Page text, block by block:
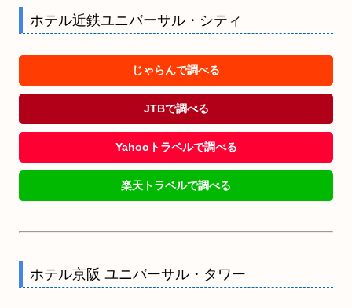
ホテル近鉄ユニバーサル・シティ
じゃらんで調べる
JTBで調べる
Yahooトラベルで調べる
楽天トラベルで調べる
ホテル京阪 ユニバーサル・タワー